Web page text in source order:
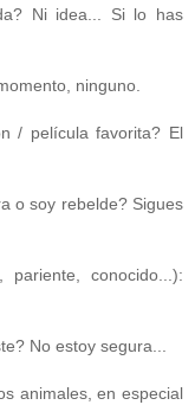
Ni idea... Si lo has
ninguno.
/ película favorita? El
o soy rebelde? Sigues
conocido...):
No estoy segura...
animales, en especial